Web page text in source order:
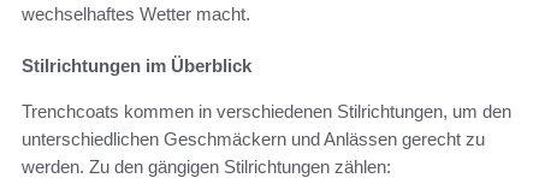
wechselhaftes Wetter macht.
Stilrichtungen im Überblick
Trenchcoats kommen in verschiedenen Stilrichtungen, um den
unterschiedlichen Geschmäckern und Anlässen gerecht zu
werden. Zu den gängigen Stilrichtungen zählen: